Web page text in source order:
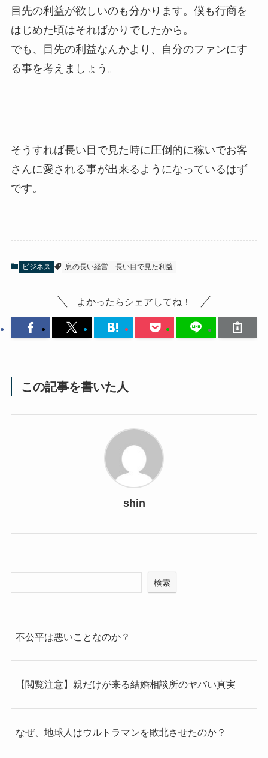
目先の利益が欲しいのも分かります。僕も行商を
はじめた頃はそればかりでしたから。
でも、目先の利益なんかより、自分のファンにす
る事を考えましょう。
そうすれば長い目で見た時に圧倒的に稼いでお客
さんに愛される事が出来るようになっているはず
です。
ビジネス 息の長い経営 長い目で見た利益
よかったらシェアしてね！
この記事を書いた人
shin
検索
不公平は悪いことなのか？
【閲覧注意】親だけが来る結婚相談所のヤバい真実
なぜ、地球人はウルトラマンを敗北させたのか？